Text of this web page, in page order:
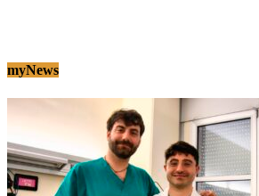
myNews